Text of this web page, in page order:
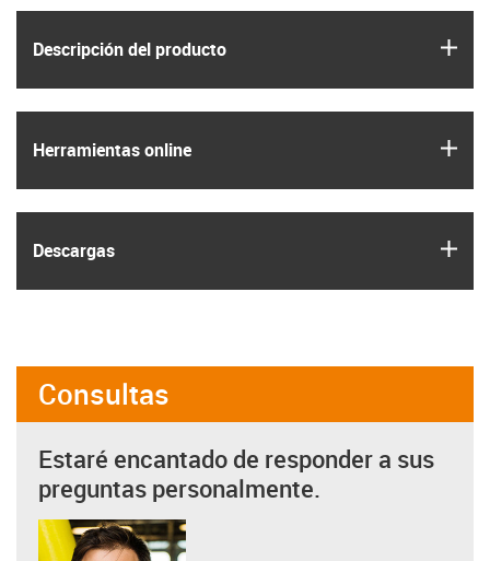
Descripción del producto
Herramientas online
Descargas
Consultas
Estaré encantado de responder a sus
preguntas personalmente.